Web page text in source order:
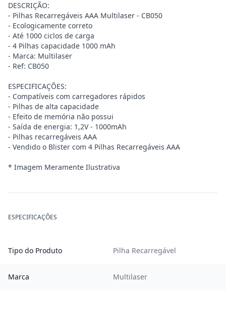
DESCRIÇÃO:
- Pilhas Recarregáveis AAA Multilaser - CB050
- Ecologicamente correto
- Até 1000 ciclos de carga
- 4 Pilhas capacidade 1000 mAh
- Marca: Multilaser
- Ref: CB050
ESPECIFICAÇÕES:
- Compatíveis com carregadores rápidos
- Pilhas de alta capacidade
- Efeito de memória não possui
- Saída de energia: 1,2V - 1000mAh
- Pilhas recarregáveis AAA
- Vendido o Blister com 4 Pilhas Recarregáveis AAA
* Imagem Meramente Ilustrativa
ESPECIFICAÇÕES
Tipo do Produto Pilha Recarregável
Marca Multilaser